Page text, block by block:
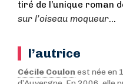
tiré de l’unique roman
sur l’oiseau moqueur…
l’autrice
Cécile Coulon est née en